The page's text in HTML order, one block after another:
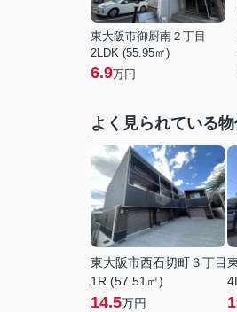
東大阪市御厨南２丁目
2LDK (55.95㎡)
6.9万円
よく見られている
東大阪市西石切町３丁目
1R (57.51㎡)
14.5万円